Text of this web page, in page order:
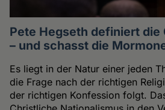
Pete Hegseth definiert die
– und schasst die
Es liegt in der Natur einer jeden
die Frage nach der richtigen
der richtigen Konfession folgt.